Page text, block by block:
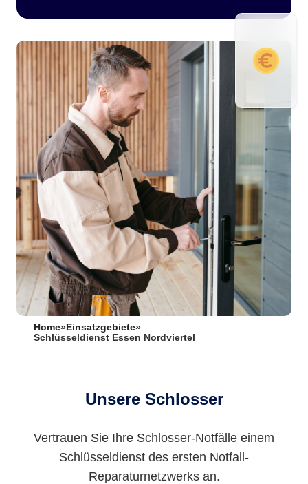
Home» Einsatzgebiete»
Schlüsseldienst Essen Nordviertel
Unsere Schlosser
Vertrauen Sie Ihre Schlosser-Notfälle einem
Schlüsseldienst des ersten Notfall-
Reparaturnetzwerks an.